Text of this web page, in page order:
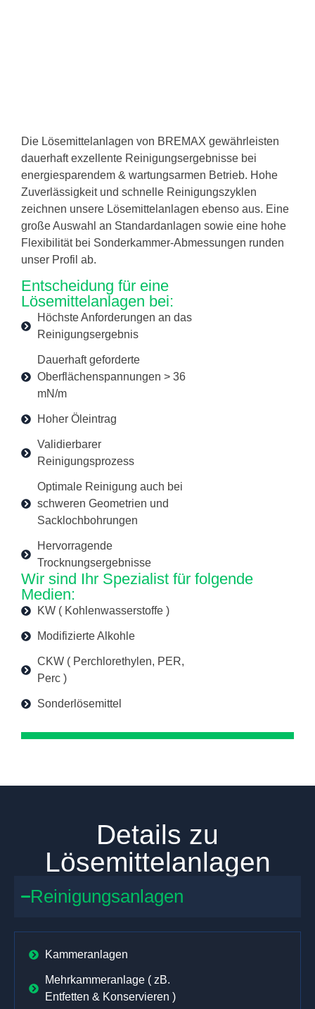
Die Lösemittelanlagen von BREMAX gewährleisten
dauerhaft exzellente Reinigungsergebnisse bei
energiesparendem & wartungsarmen Betrieb. Hohe
Zuverlässigkeit und schnelle Reinigungszyklen
zeichnen unsere Lösemittelanlagen ebenso aus. Eine
große Auswahl an Standardanlagen sowie eine hohe
Flexibilität bei Sonderkammer-Abmessungen runden
unser Profil ab.
Entscheidung für eine
Lösemittelanlagen bei:
Höchste Anforderungen an das
Reinigungsergebnis
Dauerhaft geforderte
Oberflächenspannungen > 36
mN/m
Hoher Öleintrag
Validierbarer
Reinigungsprozess
Optimale Reinigung auch bei
schweren Geometrien und
Sacklochbohrungen
Hervorragende
Trocknungsergebnisse
Wir sind Ihr Spezialist für folgende
Medien:
KW ( Kohlenwasserstoffe )
Modifizierte Alkohle
CKW ( Perchlorethylen, PER,
Perc )
Sonderlösemittel
Details zu
Lösemittelanlagen
Reinigungsanlagen
Kammeranlagen
Mehrkammeranlage ( zB.
Entfetten & Konservieren )